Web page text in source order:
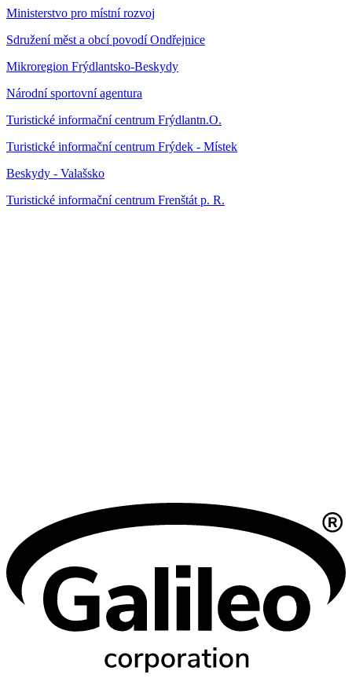
Ministerstvo pro místní rozvoj
Sdružení měst a obcí povodí Ondřejnice
Mikroregion Frýdlantsko-Beskydy
Národní sportovní agentura
Turistické informační centrum Frýdlantn.O.
Turistické informační centrum Frýdek - Místek
Beskydy - Valašsko
Turistické informační centrum Frenštát p. R.